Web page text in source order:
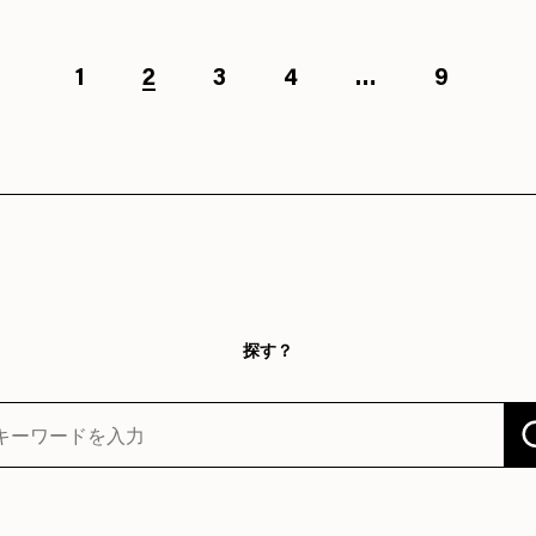
1 2 3 4 … 9
探す？